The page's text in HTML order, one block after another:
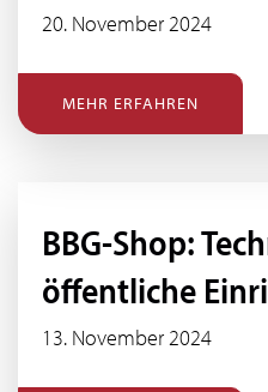
20. November 2024
MEHR ERFAHREN
BBG-Shop:
öffentliche
13. November 2024